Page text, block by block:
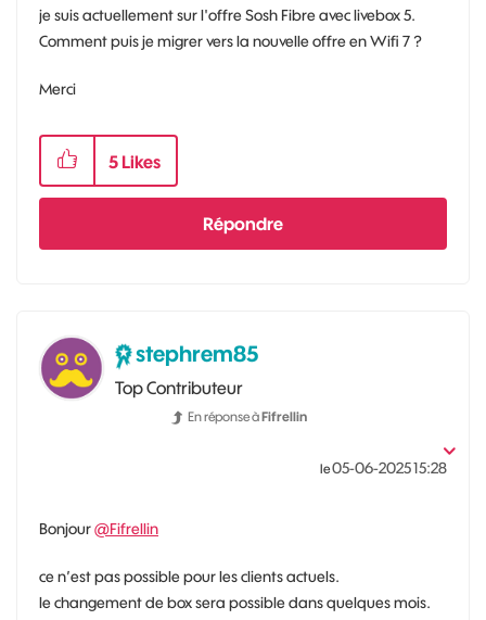
je suis actuellement sur l'offre Sosh Fibre avec livebox 5.
Comment puis je migrer vers la nouvelle offre en Wifi 7 ?
Merci
5 Likes
Répondre
stephrem85
Top Contributeur
En réponse àFifrellin
le‎05-06-202515:28
Bonjour@Fifrellin
ce n’est pas possible pour les clients actuels.
le changement de box sera possible dans quelques mois.